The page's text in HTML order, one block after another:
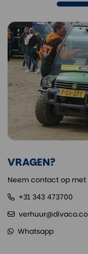
VRAGEN?
Neem contact op
+31 343 473700
Whatsapp